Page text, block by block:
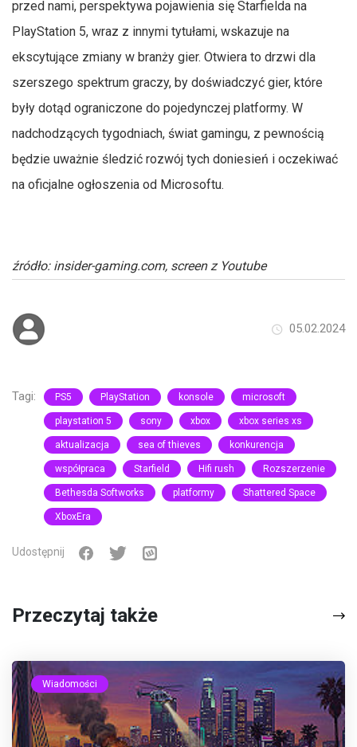
przed nami, perspektywa pojawienia się Starfielda na
PlayStation 5, wraz z innymi tytułami, wskazuje na
ekscytujące zmiany w branży gier. Otwiera to drzwi dla
szerszego spektrum graczy, by doświadczyć gier, które
były dotąd ograniczone do pojedynczej platformy. W
nadchodzących tygodniach, świat gamingu, z pewnością
będzie uważnie śledzić rozwój tych doniesień i oczekiwać
na oficjalne ogłoszenia od Microsoftu.
źródło: insider-gaming.com, screen z Youtube
05.02.2024
Tagi: PS5 PlayStation konsole microsoft
playstation 5 sony xbox xbox series xs
aktualizacja sea of thieves konkurencja
współpraca Starfield Hifi rush Rozszerzenie
Bethesda Softworks platformy Shattered Space
XboxEra
Udostępnij
Przeczytaj także
Wiadomości